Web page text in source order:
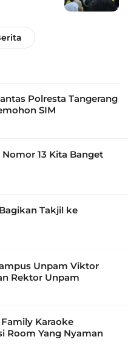
Polresta Tangerang
SIM
13 Kita Banget
Takjil ke
Unpam Viktor
Rektor Unpam
Karaoke
Room Yang Nyaman